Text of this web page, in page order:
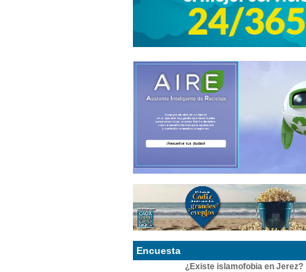
Encuesta
¿Existe islamofobia en Jerez?